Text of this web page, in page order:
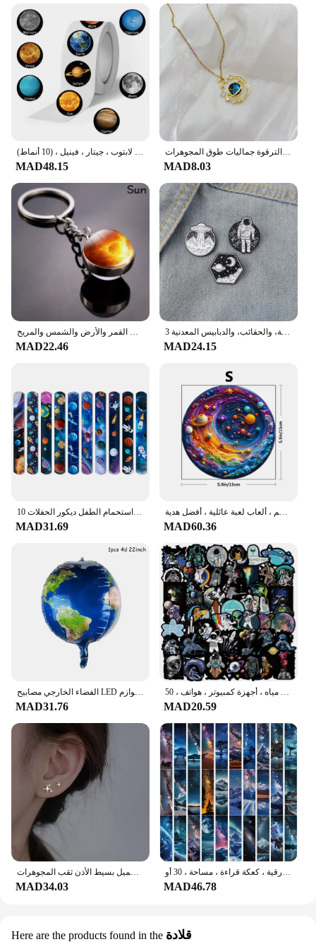
لفة ملصقات للأطفال ، ملصق كرتون لطيف ، كواكب فضائية ، مكافأة ، شارات ، حقائب ، حقائب ، لابتوب ، جيتار ، فينيل ، (10 أنماط)
MAD48.15
الزركون زحل الفضاء الأرض قلادة قلادة لذيذ الأزرق كوكب قلادة الفولاذ المقاوم للصدأ سلسلة الترقوة جماليات طوق المجوهرات
MAD8.03
سلسلة مفاتيح سيارة كروية زجاجية مزدوجة الجانب ، حلقة مفاتيح على شكل كوكب نظام شمسي ، سلسلة مفاتيح على شكل سديم مجرة ، صورة فنية على شكل كوكب القمر والأرض والشمس والمريخ
MAD22.46
3 قطع من شارات سلسلة استكشاف الفضاء الإبداعية للجنسين، والملابس اليومية، والحقائب، والدبابيس المعدنية
MAD24.15
10 قطعة موضوع الفضاء الخارجي صفعة أساور رائد الفضاء كوكب نمط التصفيق دائرة لعبة أطفال حفلة عيد ميلاد هدية استحمام الطفل ديكور الحفلات
MAD31.69
لغز خشبي للبالغين والأطفال ، كوكب الفضاء ، لغز على شكل غير منتظم ، ألعاب لعبة عائلية ، أفضل هدية
MAD60.36
الفضاء الخارجي مصابيح LED للحفلات رائد الفضاء صاروخ المريخ سفينة الفضاء سلسلة ضوء غالاكسي النظام الشمسي حفلة صبي أول عيد ميلاد لوازم
MAD31.76
رواد الفضاء يستكشفون ملصقات جرافيتي الفضاء الخارجي ، شارات فينيل مقاومة للماء ، أجهزة لابتوب ذاتية الصنع ، زجاجات مياه ، أجهزة كمبيوتر ، هواتف ، 50 *
MAD20.59
الفضة لوحة غير المتماثلة لطيف الفضاء رائد الفضاء كوكب أوبال وأقراط للنساء الفضة اللون جميل بسيط الأذن ثقب المجوهرات
MAD34.03
علامة مرجعية لوضع العلامات على النجوم ، بطاقة رسائل الطالب ، أدوات مكتبية لإشارات الكتب ، بطاقة ورقية ، كعكة قراءة ، مساحة ، 30 أو
MAD46.78
Here are the products found in the قلادة